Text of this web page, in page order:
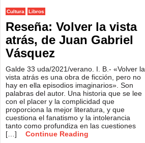
Cultura Libros
Reseña: Volver la vista
atrás, de Juan Gabriel
Vásquez
Galde 33 uda/2021/verano. I. B.- «Volver la
vista atrás es una obra de ficción, pero no
hay en ella episodios imaginarios». Son
palabras del autor. Una historia que se lee
con el placer y la complicidad que
proporciona la mejor literatura, y que
cuestiona el fanatismo y la intolerancia
tanto como profundiza en las cuestiones
[…]
Continue Reading